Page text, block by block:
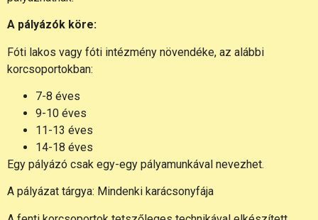
A pályázók köre:
Fóti lakos vagy fóti intézmény növendéke, az alábbi
korcsoportokban:
7-8 éves
9-10 éves
11-13 éves
14-18 éves
Egy pályázó csak egy-egy pályamunkával nevezhet.
A pályázat tárgya: Mindenki karácsonyfája